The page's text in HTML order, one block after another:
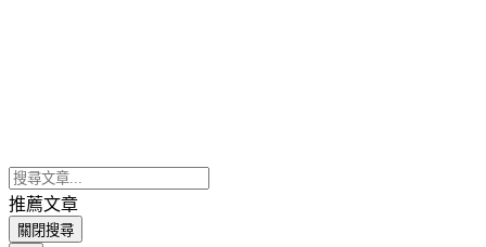
推薦文章
關閉搜尋